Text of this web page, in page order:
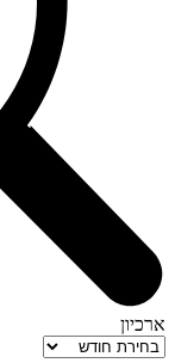
ארכיון
ארכיון